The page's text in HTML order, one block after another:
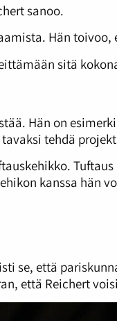
sanoo.
Hän
sitä
Hän on
tehdä
kanssa hän
se, että
että Reichert